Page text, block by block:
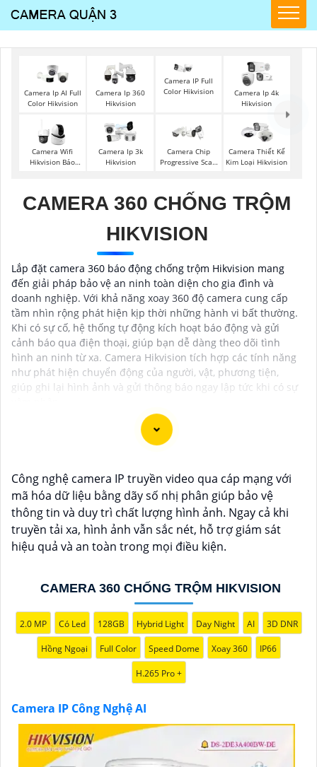
Camera Ip AI Full
Color Hikvision
Camera Ip 360
Hikvision
Camera IP Full
Color Hikvision
Camera Ip 4k
Hikvision
Camera Wifi
Hikvision Báo
Camera Ip 3k
Hikvision
Camera Chip
Progressive Scan
Camera Thiết Kế
Kim Loại Hikvision
CAMERA 360 CHỐNG TRỘM
HIKVISION
Lắp đặt camera 360 báo động chống trộm Hikvision mang
đến giải pháp bảo vệ an ninh toàn diện cho gia đình và
doanh nghiệp. Với khả năng xoay 360 độ camera cung cấp
tầm nhìn rộng phát hiện kịp thời những hành vi bất thường.
Khi có sự cố, hệ thống tự động kích hoạt báo động và gửi
cảnh báo qua điện thoại, giúp bạn dễ dàng theo dõi tình
hình an ninh từ xa. Camera Hikvision tích hợp các tính năng
như phát hiện chuyển động của người, vật, phương tiện,
giúp ghi lại hình ảnh và gửi thông báo ngay lập tức khi có sự
Camera IP Công Nghệ AI là lựa chọn tối ưu cho hệ
thống giám sát an ninh, với khả năng nhận diện thông
minh và tự động phân tích hình ảnh. Nhờ vào trí tuệ
nhân tạo, camera có thể phát hiện đối tượng, nhận
diện khuôn mặt, và theo dõi chuyển động với độ chính
quá trình theo dõi mà còn tăng cường hiệu quả bảo vệ
an ninh, đáp ứng yêu cầu khắt khe của các môi trường
giám sát chuyên nghiệp. Tính năng kết nối linh hoạt và
dễ dàng quản lý qua các ứng dụng hoặc nền tảng web
mang lại sự tiện lợi tối đa cho người sử dụng, bảo đảm
an toàn trong mọi tình huống.
Công nghệ camera IP truyền video qua cáp mạng với
mã hóa dữ liệu bằng dãy số nhị phân giúp bảo vệ
thông tin và duy trì chất lượng hình ảnh. Ngay cả khi
truyền tải xa, hình ảnh vẫn sắc nét, hỗ trợ giám sát
hiệu quả và an toàn trong mọi điều kiện.
CAMERA 360 CHỐNG TRỘM HIKVISION
2.0 MP Có Led 128GB Hybrid Light Day Night AI 3D DNR
Hồng Ngoại Full Color Speed Dome Xoay 360 IP66
H.265 Pro +
Camera IP Công Nghệ AI